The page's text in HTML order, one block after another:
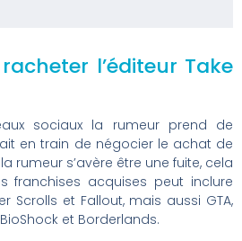
l’éditeur Take
sociaux la rumeur prend de
en train de négocier le achat de
la rumeur s’avère être une fuite, cela
franchises acquises peut inclure
Scrolls et Fallout, mais aussi GTA,
et Borderlands.